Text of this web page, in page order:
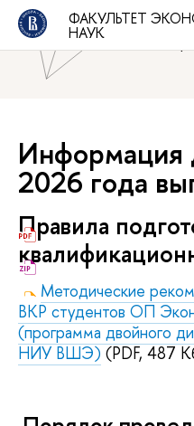
ФАКУЛЬТЕТ
НАУК
Национальный
школа экономики»
Информация
2026 года
Правила
Методические
ВКР студентов ОП
(программа двойного
НИУ ВШЭ) (PDF, 487